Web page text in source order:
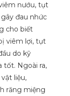
nướu, tụt
đau nhức
cho biết
viêm lợi, tụt
do kỹ
tốt. Ngoài ra,
liệu,
răng miệng